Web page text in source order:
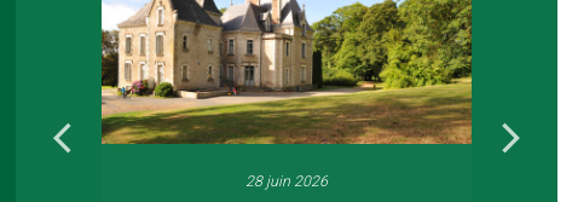
28 juin 2026